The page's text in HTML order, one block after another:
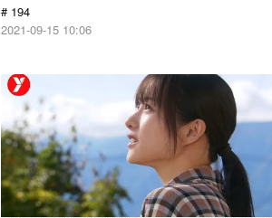
# 194
2021-09-15 10:06